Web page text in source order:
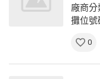
廠商分
攤位號
0